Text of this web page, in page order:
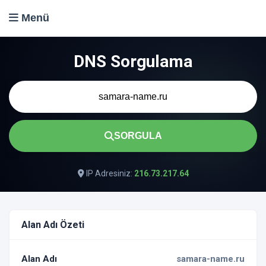
Menü
DNS Sorgulama
SORGULA
IP Adresiniz: 216.73.217.64
Alan Adı Özeti
Alan Adı samara-name.ru